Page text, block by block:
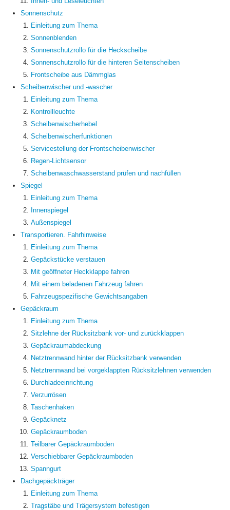
Sonnenschutz
Einleitung zum Thema
Sonnenblenden
Sonnenschutzrollo für die Heckscheibe
Sonnenschutzrollo für die hinteren Seitenscheiben
Frontscheibe aus Dämmglas
Scheibenwischer und -wascher
Einleitung zum Thema
Kontrollleuchte
Scheibenwischerhebel
Scheibenwischerfunktionen
Servicestellung der Frontscheibenwischer
Regen-Lichtsensor
Scheibenwaschwasserstand prüfen und nachfüllen
Spiegel
Einleitung zum Thema
Innenspiegel
Außenspiegel
Transportieren. Fahrhinweise
Einleitung zum Thema
Gepäckstücke verstauen
Mit geöffneter Heckklappe fahren
Mit einem beladenen Fahrzeug fahren
Fahrzeugspezifische Gewichtsangaben
Gepäckraum
Einleitung zum Thema
Sitzlehne der Rücksitzbank vor- und zurückklappen
Gepäckraumabdeckung
Netztrennwand hinter der Rücksitzbank verwenden
Netztrennwand bei vorgeklappten Rücksitzlehnen verwenden
Durchladeeinrichtung
Verzurrösen
Taschenhaken
Gepäcknetz
Gepäckraumboden
Teilbarer Gepäckraumboden
Verschiebbarer Gepäckraumboden
Spanngurt
Dachgepäckträger
Einleitung zum Thema
Tragstäbe und Trägersystem befestigen